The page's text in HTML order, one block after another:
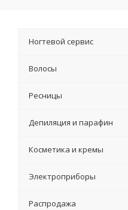
Ногтевой сервис
Волосы
Ресницы
Депиляция и парафин
Косметика и кремы
Электроприборы
Распродажа